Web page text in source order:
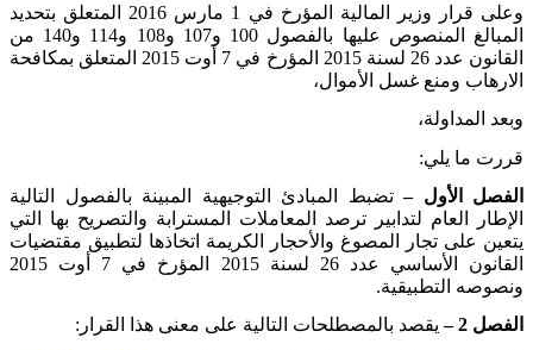
وعلى قرار وزير المالية المؤرخ في
1 مارس 2016 المتعلق بتحديد
المبالغ المنصوص عليها بالفصول 100 و107 و108 و114 و140 من
القانون عدد26 لسنة2015 المؤرخ في 7 أوت 2015 المتعلق بمكافحة
الارهاب ومنع غسل الأموال،
وبعد المداولة،
قررت ما يلي:
الفصل الأول –تضبط المبادئ التوجيهية المبينة بالفصول التالية
الإطار العام لتدابير ترصد المعاملات المسترابة والتصريح بها التي
يتعين على تجار المصوغ والأحجار الكريمة اتخاذها لتطبيق مقتضيات
القانون الأساسي عدد26 لسنة2015 المؤرخ في 7 أوت 2015
ونصوصه التطبيقية.
الفصل 2
–يقصد بالمصطلحات التالية على معنى هذا القرار: